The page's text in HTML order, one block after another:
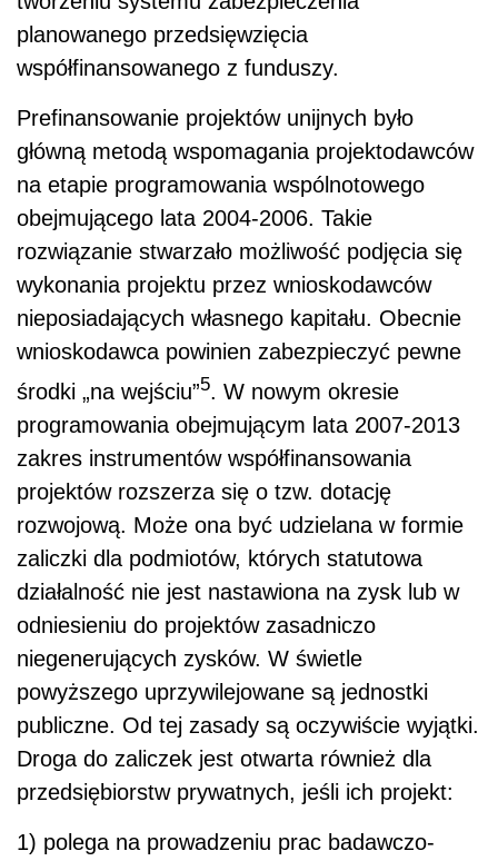
planowanego przedsięwzięcia
współfinansowanego z funduszy.
Prefinansowanie projektów unijnych było
główną metodą wspomagania projektodawców
na etapie programowania wspólnotowego
obejmującego lata 2004-2006. Takie
rozwiązanie stwarzało możliwość podjęcia się
wykonania projektu przez wnioskodawców
nieposiadających własnego kapitału. Obecnie
wnioskodawca powinien zabezpieczyć pewne
środki „na wejściu”5. W nowym okresie
programowania obejmującym lata 2007-2013
zakres instrumentów współfinansowania
projektów rozszerza się o tzw. dotację
rozwojową. Może ona być udzielana w formie
zaliczki dla podmiotów, których statutowa
działalność nie jest nastawiona na zysk lub w
odniesieniu do projektów zasadniczo
niegenerujących zysków. W świetle
powyższego uprzywilejowane są jednostki
publiczne. Od tej zasady są oczywiście wyjątki.
Droga do zaliczek jest otwarta również dla
przedsiębiorstw prywatnych, jeśli ich projekt:
1) polega na prowadzeniu prac badawczo-